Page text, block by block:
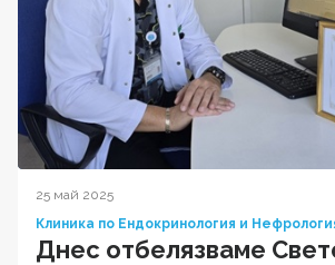
25 май 2025
Клиника по Ендокринология и
Днес отбелязваме